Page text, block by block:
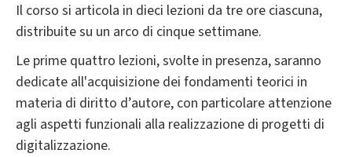
Il corso si articola in dieci lezioni da tre ore ciascuna,
distribuite su un arco di cinque settimane.
Le prime quattro lezioni, svolte in presenza, saranno
dedicate all'acquisizione dei fondamenti teorici in
materia di diritto d’autore, con particolare attenzione
agli aspetti funzionali alla realizzazione di progetti di
digitalizzazione.